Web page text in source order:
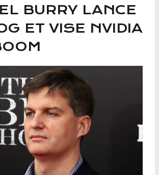
BURRY LANCE
ET VISE NVIDIA